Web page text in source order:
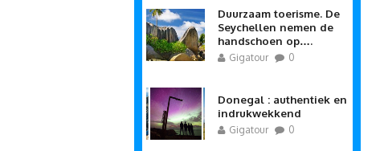
Duurzaam toerisme. De
Seychellen nemen de
handschoen op….
Gigatour 0
Donegal : authentiek en
indrukwekkend
Gigatour 0